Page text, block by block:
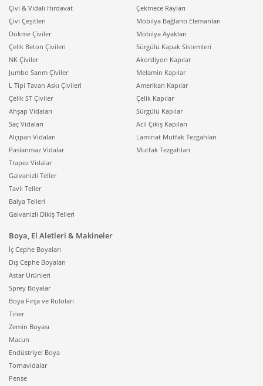
Çivi & Vidalı Hırdavat
Çivi Çeşitleri
Dökme Çiviler
Çelik Beton Çivileri
NK Çiviler
Jumbo Sarım Çiviler
L Tipi Tavan Askı Çivileri
Çelik ST Çiviler
Ahşap Vidaları
Saç Vidaları
Alçıpan Vidaları
Paslanmaz Vidalar
Trapez Vidalar
Galvanizli Teller
Tavlı Teller
Balya Telleri
Galvanizli Dikiş Telleri
Çekmece Rayları
Mobilya Bağlantı Elemanları
Mobilya Ayakları
Sürgülü Kapak Sistemleri
Akordiyon Kapılar
Melamin Kapılar
Amerikan Kapılar
Çelik Kapılar
Sürgülü Kapılar
Acil Çıkış Kapıları
Laminat Mutfak Tezgahları
Mutfak Tezgahları
Boya, El Aletleri & Makineler
İç Cephe Boyaları
Dış Cephe Boyaları
Astar Ürünleri
Sprey Boyalar
Boya Fırça ve Ruloları
Tiner
Zemin Boyası
Macun
Endüstriyel Boya
Tornavidalar
Pense